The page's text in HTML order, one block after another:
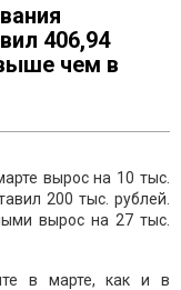
406,94
чем в
вырос на 10 тыс.
200 тыс. рублей.
вырос на 27 тыс.
в марте, как и в